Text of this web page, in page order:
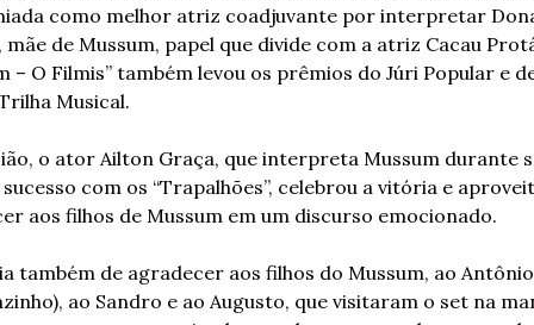
como melhor atriz coadjuvante por interpretar
mãe de Mussum, papel que divide com a atriz Cacau
– O Filmis” também levou os prêmios do Júri Popular e
Musical.
o ator Ailton Graça, que interpreta Mussum durante
com os “Trapalhões”, celebrou a vitória e
aos filhos de Mussum em um discurso emocionado.
também de agradecer aos filhos do Mussum, ao
ao Sandro e ao Augusto, que visitaram o set na